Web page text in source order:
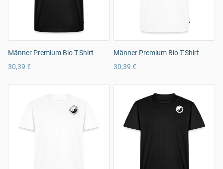
Männer Premium Bio T-Shirt
30,39 €
Männer Premium Bio T-Shirt
30,39 €